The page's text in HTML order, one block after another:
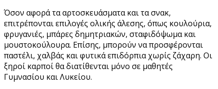
Όσον αφορά τα αρτοσκευάσματα και τα σνακ,
επιτρέπονται επιλογές ολικής άλεσης, όπως κουλούρια,
φρυγανιές, μπάρες δημητριακών, σταφιδόψωμα και
μουστοκούλουρα. Επίσης, μπορούν να προσφέρονται
παστέλι, χαλβάς και φυτικά επιδόρπια χωρίς ζάχαρη. Οι
ξηροί καρποί θα διατίθενται μόνο σε μαθητές
Γυμνασίου και Λυκείου.